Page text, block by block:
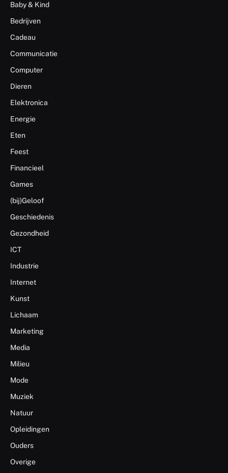
Baby & Kind
Bedrijven
Cadeau
Communicatie
Computer
Dieren
Elektronica
Energie
Eten
Feest
Financieel
Games
(bij)Geloof
Geschiedenis
Gezondheid
ICT
Industrie
Internet
Kunst
Lichaam
Marketing
Media
Milieu
Mode
Muziek
Natuur
Opleidingen
Ouders
Overige